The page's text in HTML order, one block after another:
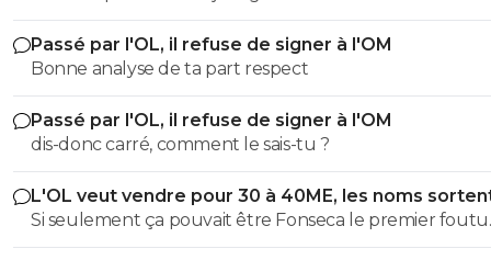
du foot. Pour le dernier, rien qu'ici il y en a pléthore. Et toi, tu
es dans quel camp, les abrutis ou ceux qui viennent
foot avec respect?
Passé par l'OL, il refuse de signer à l'OM
Bonne analyse de ta part respect
Passé par l'OL, il refuse de signer à l'OM
dis-donc carré, comment le sais-tu ?
L'OL veut vendre pour 30 à 40ME, les noms
Si seulement ça pouvait être Fonseca le premier foutu
dehors, l'OL et ce très bon effectif s'en porterait tout